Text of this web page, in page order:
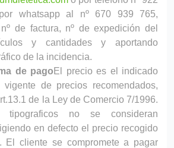
whatsapp al nº 670 939 765,
de factura, nº de expedición del
y cantidades y aportando
de la incidencia.
de pago El precio es el indicado
de precios recomendados,
de la Ley de Comercio 7/1996.
tipograficos no se consideran
en defecto el precio recogido
El cliente se compromete a pagar